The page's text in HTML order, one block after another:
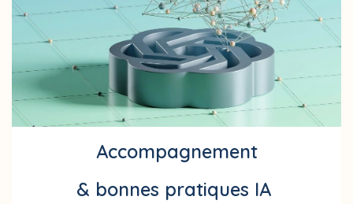
Accompagnement
& bonnes pratiques IA